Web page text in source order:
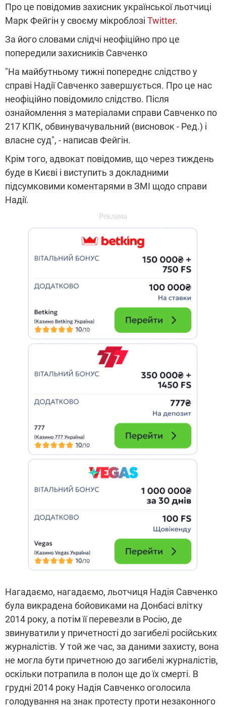
Про це повідомив захисник української льотчиці
Марк Фейгін у своєму мікроблозі Twitter.
За його словами слідчі неофіційно про це
попередили захисників Савченко
"На майбутньому тижні попереднє слідство у
справі Надії Савченко завершується. Про це нас
неофіційно повідомило слідство. Після
ознайомлення з матеріалами справи Савченко по
217 КПК, обвинувачувальний (висновок - Ред.) і
власне суд", - написав Фейгін.
Крім того, адвокат повідомив, що через тиждень
буде в Києві і виступить з докладними
підсумковими коментарями в ЗМІ щодо справи
Надії.
Нагадаємо, нагадаємо, льотчиця Надія Савченко
була викрадена бойовиками на Донбасі влітку
2014 року, а потім її перевезли в Росію, де
звинуватили у причетності до загибелі російських
журналістів. У той же час, за даними захисту, вона
не могла бути причетною до загибелі журналістів,
оскільки потрапила в полон ще до їх смерті. В
грудні 2014 року Надія Савченко оголосила
голодування на знак протесту проти незаконного